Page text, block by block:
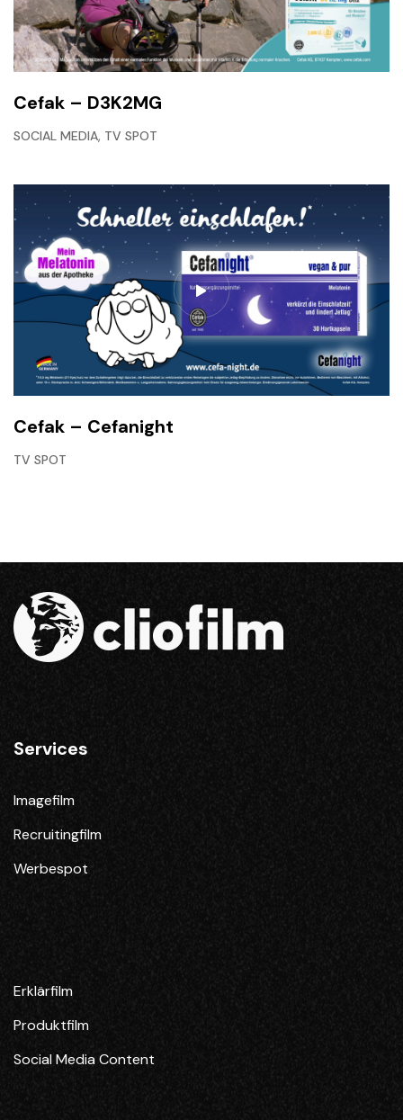
Cefak – D3K2MG
SOCIAL MEDIA, TV SPOT
Cefak – Cefanight
TV SPOT
Services
Imagefilm
Recruitingfilm
Werbespot
Erklärfilm
Produktfilm
Social Media Content